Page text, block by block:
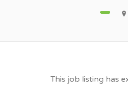
This job listing has